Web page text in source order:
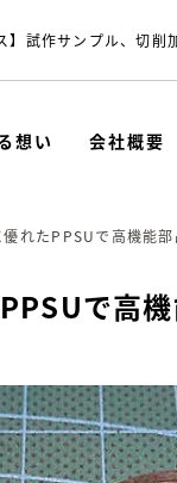
試作サンプル、切
想い 会社概要
れたPPSUで高機能部
で高